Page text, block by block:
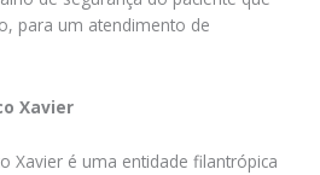
para um atendimento de
Xavier
Xavier é uma entidade filantrópica